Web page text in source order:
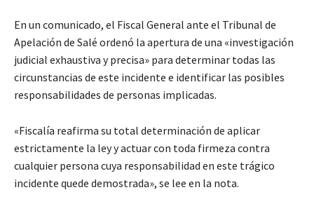
En un comunicado, el Fiscal General ante el Tribunal de
Apelación de Salé ordenó la apertura de una «investigación
judicial exhaustiva y precisa» para determinar todas las
circunstancias de este incidente e identificar las posibles
responsabilidades de personas implicadas.
«Fiscalía reafirma su total determinación de aplicar
estrictamente la ley y actuar con toda firmeza contra
cualquier persona cuya responsabilidad en este trágico
incidente quede demostrada», se lee en la nota.